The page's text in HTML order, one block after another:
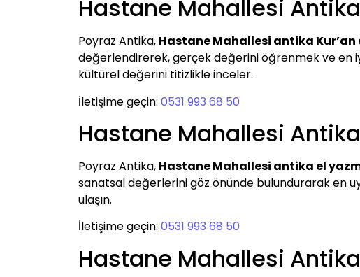
Hastane Mahallesi
Poyraz Antika, Hastane Mahallesi antika
değerlendirerek, gerçek değerini öğrenmek ve en
kültürel değerini titizlikle inceler.
İletişime geçin: 0531 993 68 50
Hastane Mahallesi
Poyraz Antika, Hastane Mahallesi antika el
sanatsal değerlerini göz önünde bulundurarak en
ulaşın.
İletişime geçin: 0531 993 68 50
Hastane Mahallesi Antika